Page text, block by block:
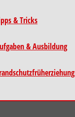
& Tricks
& Ausbildung